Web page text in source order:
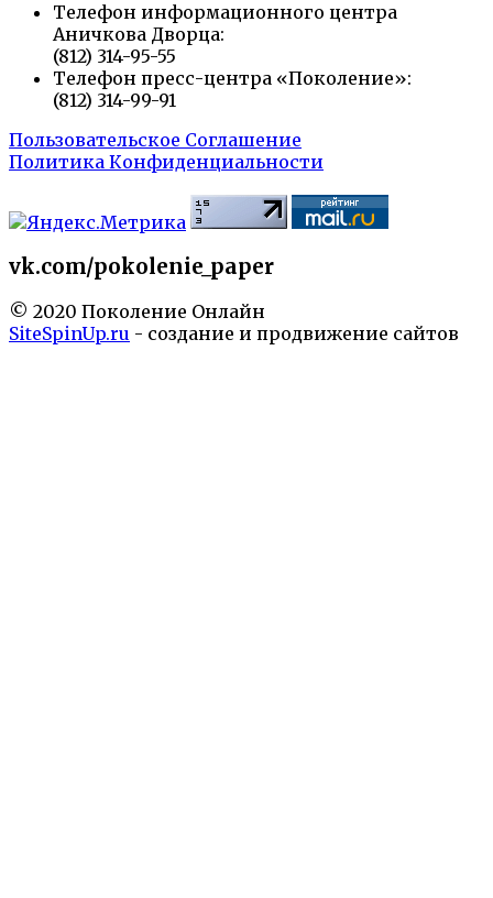
Телефон информационного центра
Аничкова Дворца:
(812) 314-95-55
Телефон пресс-центра «Поколение»:
(812) 314-99-91
Пользовательское Соглашение
Политика Конфиденциальности
vk.com/pokolenie_paper
© 2020 Поколение Онлайн
SiteSpinUp.ru - создание и продвижение сайтов